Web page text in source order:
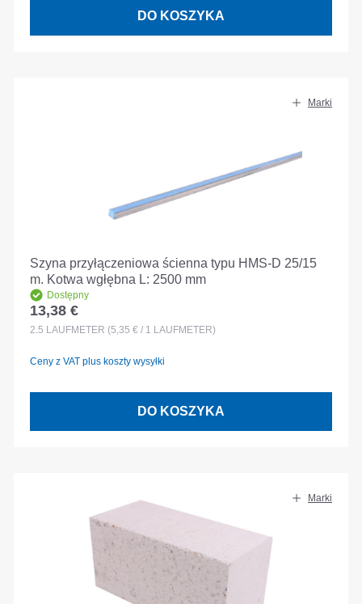
DO KOSZYKA
Marki
Szyna przyłączeniowa ścienna typu HMS-D 25/15
m. Kotwa wgłębna L: 2500 mm
Dostępny
Cena regularna:
13,38 €
2.5 LAUFMETER (5,35 € / 1 LAUFMETER)
Ceny z VAT plus koszty wysyłki
DO KOSZYKA
Marki